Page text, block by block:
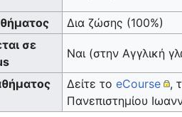
Δια ζώσης (100%)
σε
Ναι (στην Αγγλική
Δείτε τοeCourse
,
Πανεπιστημίου